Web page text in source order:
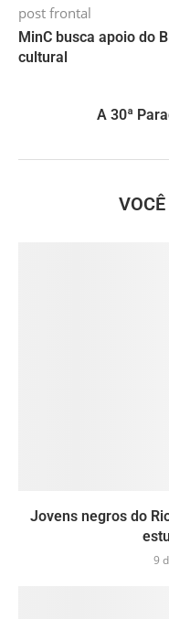
post frontal
MinC busca apoio do
cultural
A 30ª
Jovens negros do
9